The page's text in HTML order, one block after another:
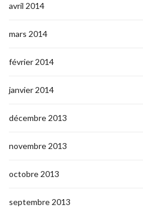
avril 2014
mars 2014
février 2014
janvier 2014
décembre 2013
novembre 2013
octobre 2013
septembre 2013